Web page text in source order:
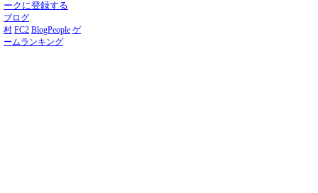
ークに登録する
ブログ
村 FC2 BlogPeople ゲ
ームランキング